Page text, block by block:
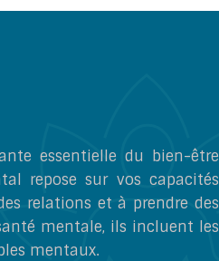
essentielle du bien-être
repose sur vos capacités
relations et à prendre des
mentale, ils incluent les
mentaux.